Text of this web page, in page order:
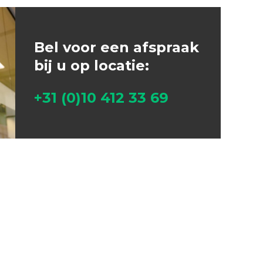
Bel voor een afspraak
bij u op locatie:
+31 (0)10 412 33 69